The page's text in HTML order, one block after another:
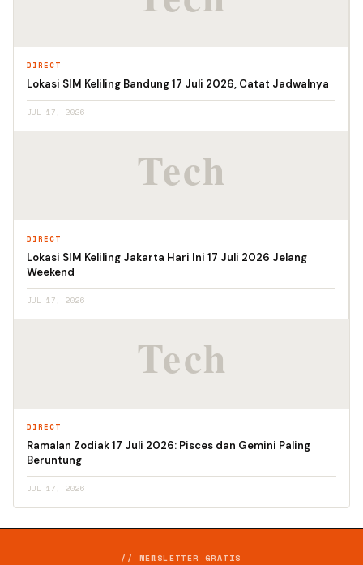
DIRECT
Lokasi SIM Keliling Bandung 17 Juli 2026, Catat Jadwalnya
JUL 17, 2026
DIRECT
Lokasi SIM Keliling Jakarta Hari Ini 17 Juli 2026 Jelang
Weekend
JUL 17, 2026
DIRECT
Ramalan Zodiak 17 Juli 2026: Pisces dan Gemini Paling
Beruntung
JUL 17, 2026
// NEWSLETTER GRATIS